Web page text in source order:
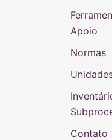
Apoio
Normas
Contato